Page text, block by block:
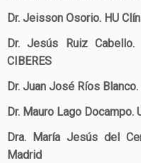
Dr. Jeisson Osorio. HU
Dr. Jesús Ruiz Cabello.
CIBERES
Dr. Juan José Ríos
Dr. Mauro Lago
Dra. María Jesús del
Madrid